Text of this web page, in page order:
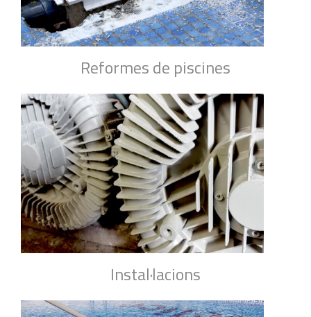
Reformes de piscines
Instal·lacions